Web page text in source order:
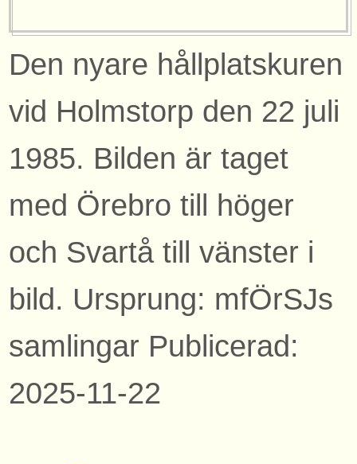
Den nyare hållplatskuren
vid Holmstorp den 22 juli
1985. Bilden är taget
med Örebro till höger
och Svartå till vänster i
bild. Ursprung: mfÖrSJs
samlingar Publicerad:
2025-11-22